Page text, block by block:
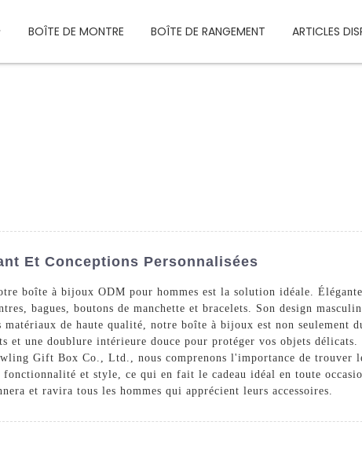
BOÎTE DE MONTRE BOÎTE DE RANGEMENT ARTICLES
Et Conceptions Personnalisées
boîte à bijoux ODM pour hommes est la solution idéale.
bagues, boutons de manchette et bracelets. Son design
de haute qualité, notre boîte à bijoux est non seulement
et une doublure intérieure douce pour protéger vos objets délicats.
Gift Box Co., Ltd., nous comprenons l'importance de trouver
et style, ce qui en fait le cadeau idéal en toute
et ravira tous les hommes qui apprécient leurs accessoires.